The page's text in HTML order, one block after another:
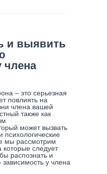
и выявить
члена
– это серьезная
повлиять на
члена вашей
также как
может вызвать
психологические
мы рассмотрим
которые следует
распознать и
у члена